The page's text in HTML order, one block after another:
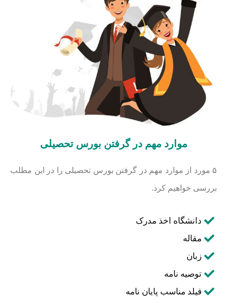
موارد مهم در گرفتن بورس تحصيلی
۵ مورد از موارد مهم در گرفتن بورس تحصيلی را در این مطلب
بررسی خواهیم کرد.
دانشگاه اخذ مدرک
مقاله
زبان
توصیه نامه
فیلد مناسب پایان نامه